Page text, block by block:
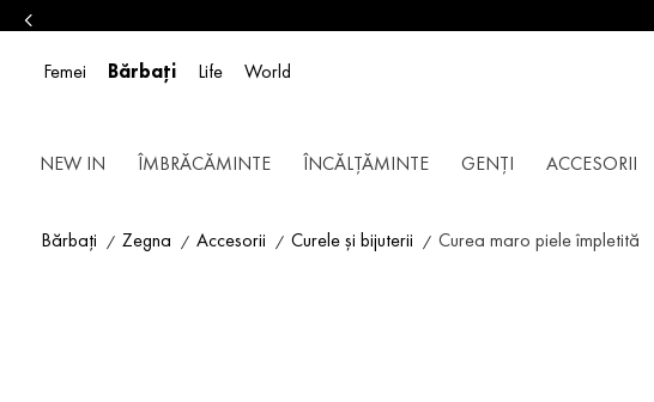
Femei Bărbați Life World
NEW IN ÎMBRĂCĂMINTE ÎNCĂLȚĂMINTE GENȚI ACCESORII
Bărbați Zegna Accesorii Curele și bijuterii Curea maro piele împletită